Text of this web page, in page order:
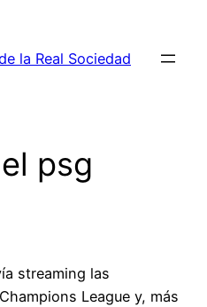
la Real Sociedad
psg
streaming las
League y, más